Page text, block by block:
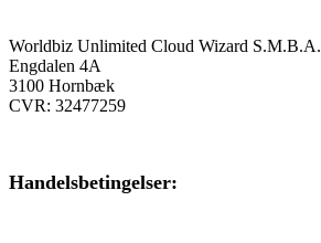
Worldbiz Unlimited Cloud Wizard S.M.B.A.
Engdalen 4A
3100 Hornbæk
CVR: 32477259
Handelsbetingelser: